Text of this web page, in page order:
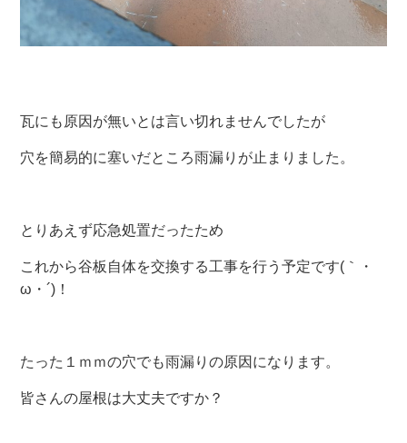
瓦にも原因が無いとは言い切れませんでしたが
穴を簡易的に塞いだところ雨漏りが止まりました。
とりあえず応急処置だったため
これから谷板自体を交換する工事を行う予定です( ｀・
ω・´) ！
たった１ｍｍの穴でも雨漏りの原因になります。
皆さんの屋根は大丈夫ですか？